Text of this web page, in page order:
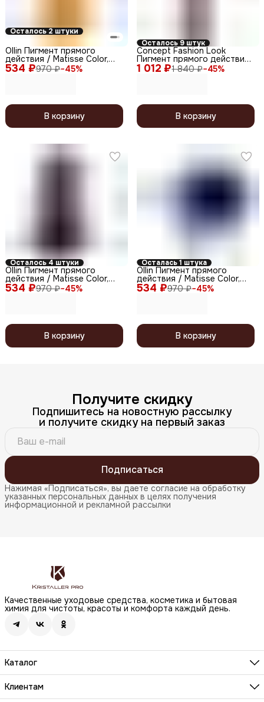
Осталось 2 штуки
534 ₽970 ₽−45%
Ollin Пигмент прямого
действия / Matisse Сolor,
желтый, 100 мл
В корзину
Осталось 9 штук
1 012 ₽1 840 ₽−45%
Concept Fashion Look
Пигмент прямого действия
/ Dusty Rose, пыльная роза,
250 мл
В корзину
Осталось 4 штуки
534 ₽970 ₽−45%
Ollin Пигмент прямого
действия / Matisse Color,
фиолетовый, 100 мл
В корзину
Осталась 1 штука
534 ₽970 ₽−45%
Ollin Пигмент прямого
действия / Matisse Color,
синий, 100 мл
В корзину
Получите скидку
Подпишитесь на новостную рассылку
и получите скидку на первый заказ
Подписаться
Нажимая «Подписаться», вы даете согласие на обработку
указанных персональных данных в целях получения
информационной и рекламной рассылки
Качественные уходовые средства, косметика и бытовая
химия для чистоты, красоты и комфорта каждый день.
Каталог
Бренды
Волосы
Клиентам